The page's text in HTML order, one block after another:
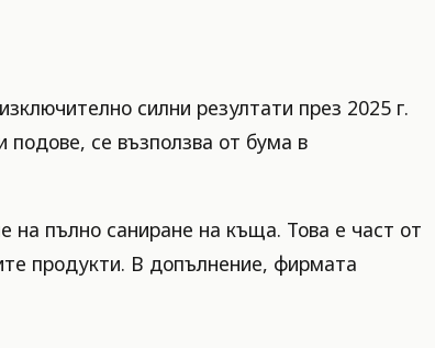
силни резултати през 2025 г.
се възползва от бума в
на пълно саниране на къща. Това е част от
продукти. В допълнение, фирмата